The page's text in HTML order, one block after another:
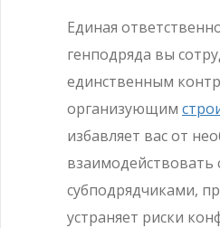
Единая
генподряда вы
единственным
организующим
избавляет вас от
субподрядчиками,
устраняет риски